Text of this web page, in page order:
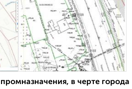
в черте города